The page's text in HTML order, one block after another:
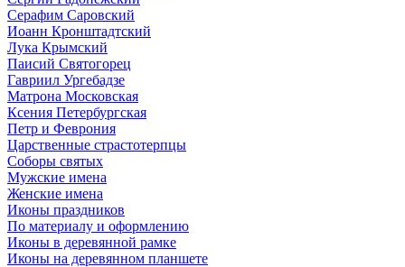
Серафим Саровский
Иоанн Кронштадтский
Лука Крымский
Паисий Святогорец
Гавриил Ургебадзе
Матрона Московская
Ксения Петербургская
Петр и Феврония
Царственные страстотерпцы
Соборы святых
Мужские имена
Женские имена
Иконы праздников
По материалу и оформлению
Иконы в деревянной рамке
Иконы на деревянном планшете